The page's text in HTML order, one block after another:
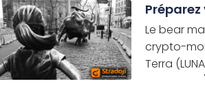
Le bear
crypto-
Terra
actuel fait